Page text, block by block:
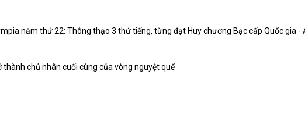
chủ nhân cuối cùng của vòng nguyệt quế